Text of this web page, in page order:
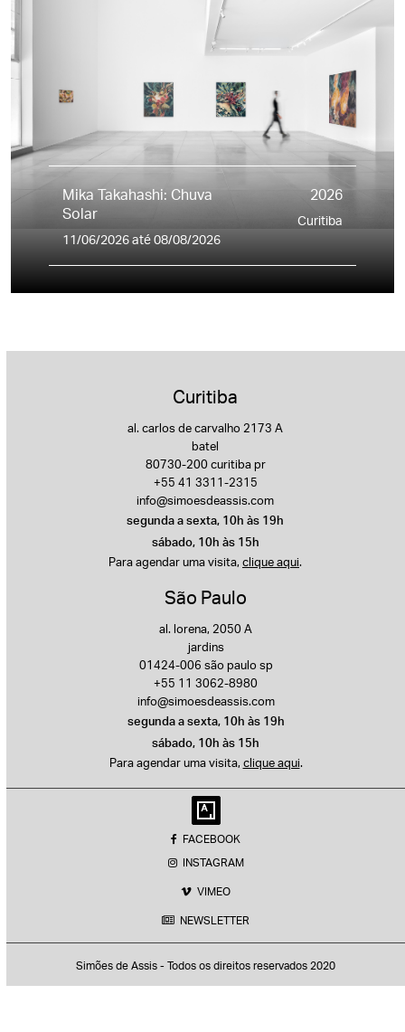
Mika Takahashi: Chuva
Solar
11/06/2026 até 08/08/2026
2026
Curitiba
Curitiba
al. carlos de carvalho 2173 A
batel
80730-200 curitiba pr
+55 41 3311-2315
info@simoesdeassis.com
segunda a sexta, 10h às 19h
sábado, 10h às 15h
Para agendar uma visita, clique aqui.
São Paulo
al. lorena, 2050 A
jardins
01424-006 são paulo sp
+55 11 3062-8980
info@simoesdeassis.com
segunda a sexta, 10h às 19h
sábado, 10h às 15h
Para agendar uma visita, clique aqui.
FACEBOOK
INSTAGRAM
VIMEO
NEWSLETTER
Simões de Assis - Todos os direitos reservados 2020